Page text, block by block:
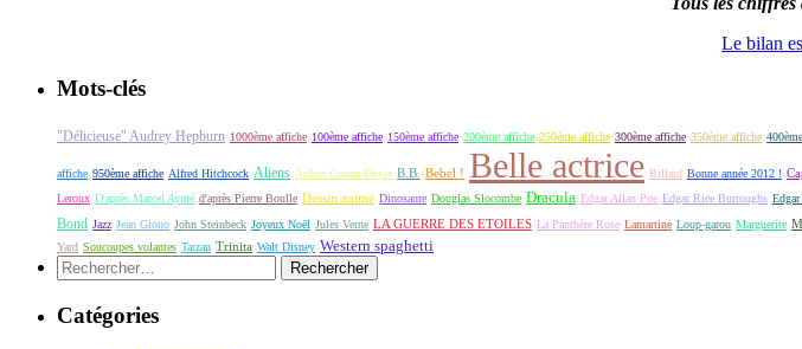
Le bilan
Mots-clés
"Délicieuse" Audrey Hepburn 1000ème affiche 100ème affiche 150ème affiche 200ème affiche 250ème affiche 300ème affiche 350ème affiche
affiche 950ème affiche Alfred Hitchcock Aliens Arthur Conan Doyle B.B. Bebel ! Belle actrice Billard Bonne année 2012 !
Leroux D'après Marcel Aymé d'après Pierre Boulle Dessin animé Dinosaure Douglas Slocombe Dracula Edgar Allan Poe Edgar Rice Burroughs Edgar
Bond Jazz Jean Giono John Steinbeck Joyeux Noël Jules Verne LA GUERRE DES ETOILES La Panthère Rose Lamartine Loup-garou Marguerite
Yard Soucoupes volantes Tarzan Trinita Walt Disney Western spaghetti
Rechercher :
Catégories